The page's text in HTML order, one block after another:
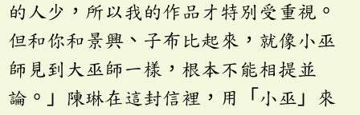
的人少，所以我的作品才特別受重視。
但和你和景興、子布比起來，就像小巫
師見到大巫師一樣，根本不能相提並
論。」陳琳在這封信裡，用「小巫」來